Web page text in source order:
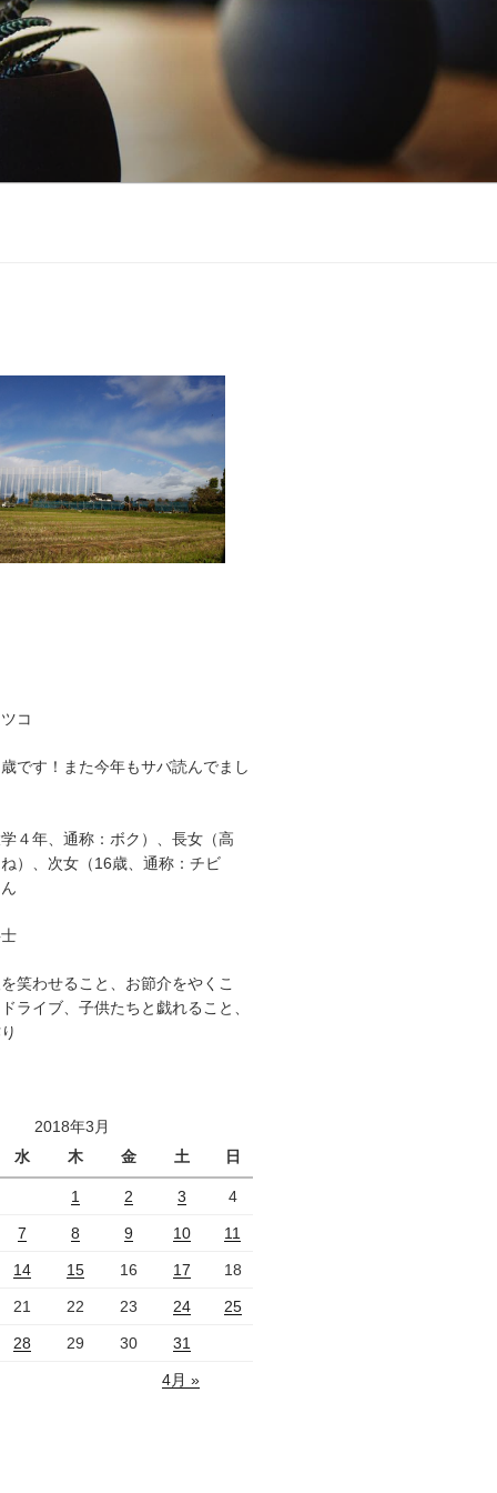
コ
です！また今年もサバ読んでまし
４年、通称：ボク）、長女（高
）、次女（16歳、通称：チビ
笑わせること、お節介をやくこ
ライブ、子供たちと戯れること、
2018年3月
水
木 金 土 日
1 2 3 4
7 8 9 10 11
14 15 16 17 18
21 22 23 24 25
28 29 30 31
4月 »